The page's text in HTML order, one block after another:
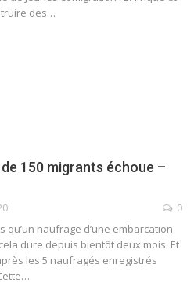
des…
150 migrants échoue –
0
qu’un naufrage d’une embarcation
dure depuis bientôt deux mois. Et
les 5 naufragés enregistrés
…